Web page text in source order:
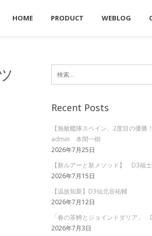
HOME PRODUCT WEBLOG
索:
Recent Posts
【無敵艦隊スペイン、2度目の優勝
admin 本間一樹
2026年7月25日
【新ルアーと新メソッド】 D3福
2026年7月15日
【温故知新】D3仙北谷祐輔
2026年7月12日
「春の茶鱒とジョイントダリア」
2026年7月3日